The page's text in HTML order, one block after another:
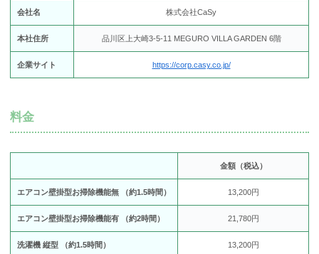
会社名 株式会社CaSy
本社住所 品川区上大崎3-5-11 MEGURO VILLA GARDEN 6階
企業サイト https://corp.casy.co.jp/
料金
金額（税込）
エアコン壁掛型お掃除機能無 （約1.5時間） 13,200円
エアコン壁掛型お掃除機能有 （約2時間） 21,780円
洗濯機 縦型 （約1.5時間） 13,200円